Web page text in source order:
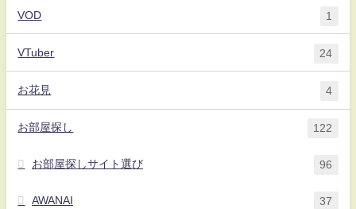
VOD 1
VTuber 24
お花見 4
お部屋探し 122
お部屋探しサイト選び 96
AWANAI 37